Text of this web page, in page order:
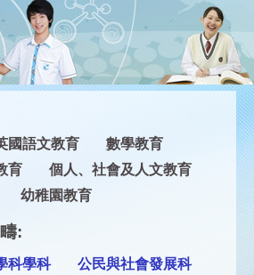
國語文教育
數學教育
育
個人、社會及人文教育
幼稚園教育
:
科學科
公民與社會發展科